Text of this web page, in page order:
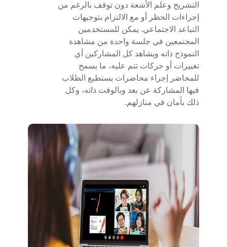
التشريح وعلم الأشعة دون توقف بالرغم من
إجراءات الحظر أو مع الالتزام بتوجيهات
التباعد الاجتماعي. يمكن للمستخدمين
المجتمعين في جلسة واحدة من مشاهدة
النموذج ذاته ويشاهد كل المشاركين أي
تغييرات أو حركات تتم عليه، ما يسمح
للمحاضر إجراء محاضرات يستطيع الطلاب
فيها المشاركة عن بعد وبالوقت ذاته، وكل
ذلك بأمان في منازلهم.